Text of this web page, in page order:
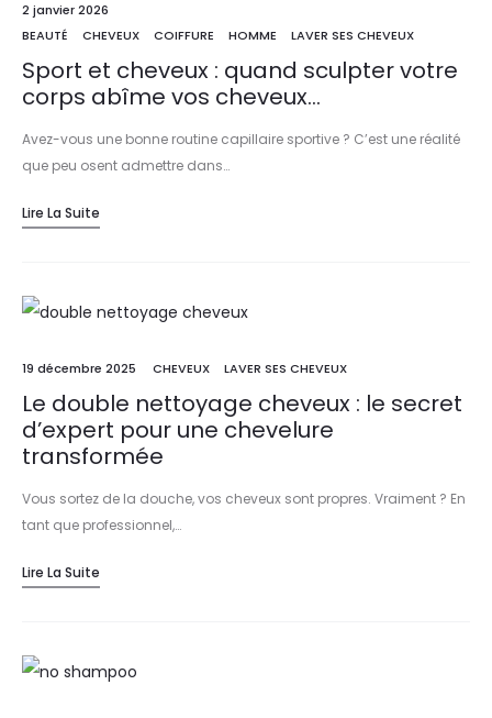
2 janvier 2026
BEAUTÉ
CHEVEUX COIFFURE HOMME LAVER SES CHEVEUX
Sport et cheveux : quand sculpter votre
corps abîme vos cheveux…
Avez-vous une bonne routine capillaire sportive ? C’est une réalité
que peu osent admettre dans…
Lire La Suite
19 décembre 2025 CHEVEUX LAVER SES CHEVEUX
Le double nettoyage cheveux : le secret
d’expert pour une chevelure
transformée
Vous sortez de la douche, vos cheveux sont propres. Vraiment ? En
tant que professionnel,…
Lire La Suite